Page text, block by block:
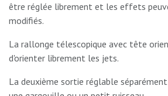
être réglée librement et les effets
modifiés.
La rallonge télescopique avec tête
d'orienter librement les jets.
La deuxième sortie réglable